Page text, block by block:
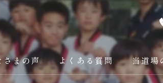
さまの声 よくある質問 当道場